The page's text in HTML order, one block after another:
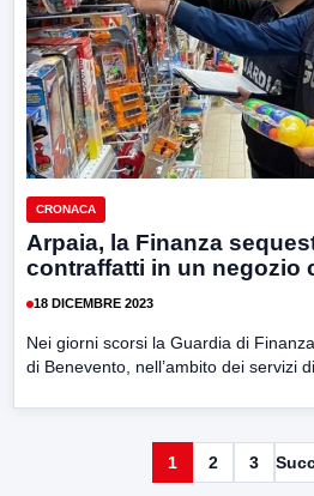
CRONACA
Arpaia, la Finanza
contraffatti in un negozio
18 DICEMBRE 2023
Nei giorni scorsi la Guardia di
di Benevento, nell’ambito dei servizi
1 2 3